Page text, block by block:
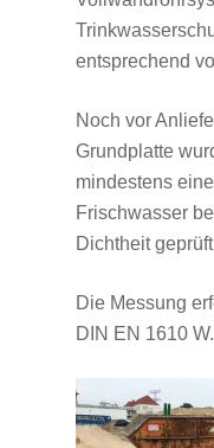
entsprechend
Noch vor
Grundplatte
mindestens
Frischwasser
Dichtheit
Die Messung
DIN EN 1610 W.